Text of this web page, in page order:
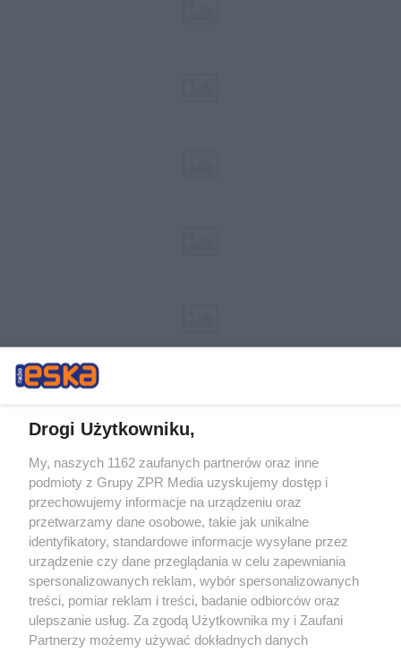
Żaden utwór zamieszczony w serwisie nie może być powielany i
rozpowszechniany lub dalej rozpowszechniany w jakikolwiek sposób (w
tym także elektroniczny lub mechaniczny) na jakimkolwiek polu
eksploatacji w jakiejkolwiek formie, włącznie z umieszczaniem w
Internecie bez pisemnej zgody właściciela praw. Jakiekolwiek użycie lub
wykorzystanie utworów w całości lub w części z naruszeniem prawa,
tzn. bez właściwej zgody, jest zabronione pod groźbą kary i może być
ścigane prawnie.
Drogi Użytkowniku,
My, naszych 1162 zaufanych partnerów oraz inne
podmioty z Grupy ZPR Media uzyskujemy dostęp i
przechowujemy informacje na urządzeniu oraz
przetwarzamy dane osobowe, takie jak unikalne
identyfikatory, standardowe informacje wysyłane przez
urządzenie czy dane przeglądania w celu zapewniania
spersonalizowanych reklam, wybór spersonalizowanych
treści, pomiar reklam i treści, badanie odbiorców oraz
ulepszanie usług. Za zgodą Użytkownika my i Zaufani
Partnerzy możemy używać dokładnych danych